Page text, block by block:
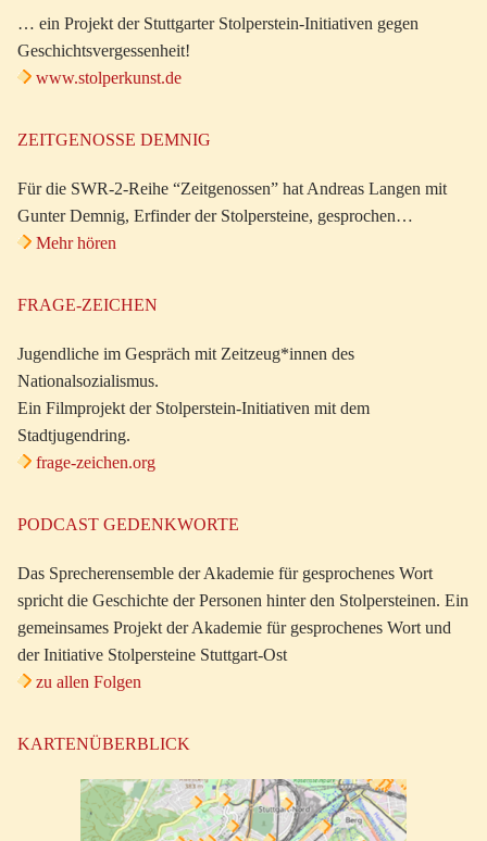
… ein Projekt der Stuttgarter Stolperstein-Initiativen gegen
Geschichtsvergessenheit!
www.stolperkunst.de
ZEITGENOSSE DEMNIG
Für die SWR-2-Reihe “Zeitgenossen” hat Andreas Langen mit
Gunter Demnig, Erfinder der Stolpersteine, gesprochen…
Mehr hören
FRAGE-ZEICHEN
Jugendliche im Gespräch mit Zeitzeug*innen des
Nationalsozialismus.
Ein Filmprojekt der Stolperstein-Initiativen mit dem
Stadtjugendring.
frage-zeichen.org
PODCAST GEDENKWORTE
Das Sprecherensemble der Akademie für gesprochenes Wort
spricht die Geschichte der Personen hinter den Stolpersteinen. Ein
gemeinsames Projekt der Akademie für gesprochenes Wort und
der Initiative Stolpersteine Stuttgart-Ost
zu allen Folgen
KARTENÜBERBLICK